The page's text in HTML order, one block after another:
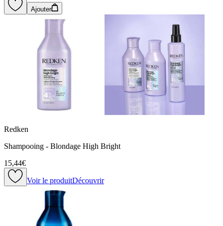
Ajouter
Redken
Shampooing - Blondage High Bright
15,44€
Voir le produitDécouvrir